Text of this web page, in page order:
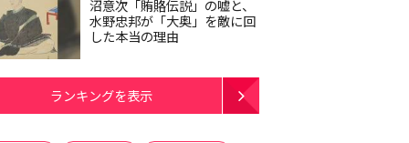
沼意次「賄賂伝説」の嘘と、
水野忠邦が「大奥」を敵に回
した本当の理由
ランキングを表示